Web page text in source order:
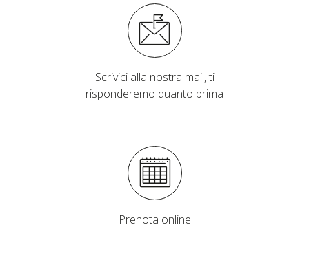
Scrivici alla nostra mail, ti
risponderemo quanto prima
Prenota online